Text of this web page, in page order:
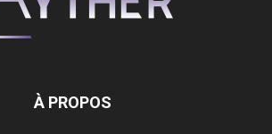
À PROPOS